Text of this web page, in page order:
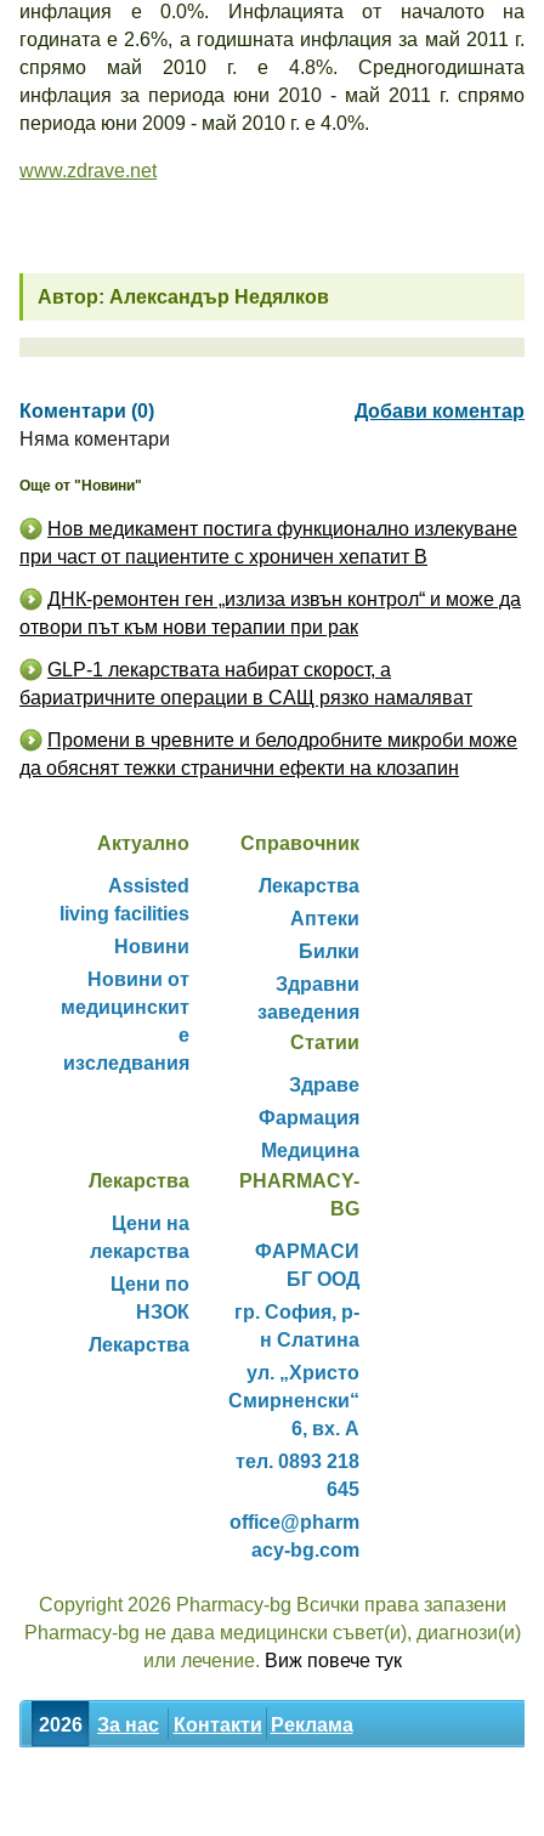
инфлация е 0.0%. Инфлацията от началото на
годината е 2.6%, а годишната инфлация за май 2011 г.
спрямо май 2010 г. е 4.8%. Средногодишната
инфлация за периода юни 2010 - май 2011 г. спрямо
периода юни 2009 - май 2010 г. е 4.0%.
www.zdrave.net
Автор: Александър Недялков
Коментари (0)
Добави коментар
Няма коментари
Още от "Новини"
Нов медикамент постига функционално излекуване
при част от пациентите с хроничен хепатит B
ДНК-ремонтен ген „излиза извън контрол“ и може да
отвори път към нови терапии при рак
GLP-1 лекарствата набират скорост, а
бариатричните операции в САЩ рязко намаляват
Промени в чревните и белодробните микроби може
да обяснят тежки странични ефекти на клозапин
Актуално
Assisted
living facilities
Новини
Новини от
медицинскит
е
изследвания
Справочник
Лекарства
Аптеки
Билки
Здравни
заведения
Статии
Здраве
Фармация
Медицина
Лекарства
Цени на
лекарства
Цени по
НЗОК
Лекарства
PHARMACY-
BG
ФАРМАСИ
БГ ООД
гр. София, р-
н Слатина
ул. „Христо
Смирненски“
6, вх. А
тел. 0893 218
645
office@pharm
acy-bg.com
Copyright 2026 Pharmacy-bg Всички права запазени
Pharmacy-bg не дава медицински съвет(и), диагнози(и)
или лечение. Виж повече тук
2026 За нас Контакти Реклама